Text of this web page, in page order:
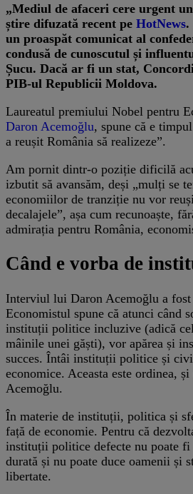
„Mediul de afaceri cere urgent
știre difuzată recent pe HotNews.
un proaspăt comunicat al
condusă de cunoscutul și
Șucu. Dacă ar fi un stat,
PIB-ul Republicii Moldova.
Laureatul premiului Nobel pentru
Daron Acemoğlu, spune că e
a reușit România să realizeze”.
Am pornit dintr-o poziție dificilă
izbutit să avansăm, deși „mulți se
economiilor de tranziție nu vor
decalajele”, așa cum recunoaște,
admirația pentru România,
Când e vorba de
Interviul lui Daron Acemoğlu a
Economistul spune că atunci când
instituții politice incluzive (adică
mâinile unei găști), vor apărea și
succes. Întâi instituții politice și
economice. Aceasta este ordinea,
Acemoğlu.
În materie de instituții, politica și
față de economie. Pentru că
instituții politice defecte nu poate fi
durată și nu poate duce oamenii și
libertate.